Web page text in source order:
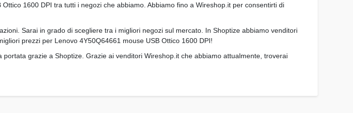
1600 DPI tra tutti i negozi che abbiamo. Abbiamo fino a Wireshop.it per consentirti di
Sarai in grado di scegliere tra i migliori negozi sul mercato. In Shoptize abbiamo venditori
prezzi per Lenovo 4Y50Q64661 mouse USB Ottico 1600 DPI!
grazie a Shoptize. Grazie ai venditori Wireshop.it che abbiamo attualmente, troverai